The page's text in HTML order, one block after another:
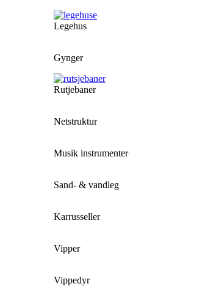
Legehus
Gynger
Rutjebaner
Netstruktur
Musik instrumenter
Sand- & vandleg
Karrusseller
Vipper
Vippedyr